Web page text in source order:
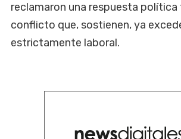
reclamaron una respuesta política
conflicto que, sostienen, ya
estrictamente laboral.